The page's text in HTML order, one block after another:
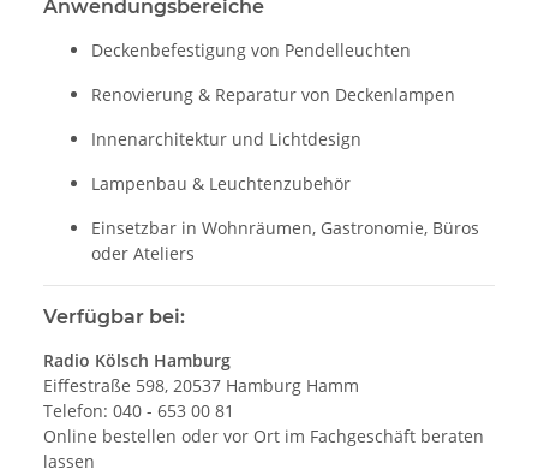
Anwendungsbereiche
Deckenbefestigung von Pendelleuchten
Renovierung & Reparatur von Deckenlampen
Innenarchitektur und Lichtdesign
Lampenbau & Leuchtenzubehör
Einsetzbar in Wohnräumen, Gastronomie, Büros
oder Ateliers
Verfügbar bei:
Radio Kölsch Hamburg
Eiffestraße 598, 20537 Hamburg Hamm
Telefon: 040 - 653 00 81
Online bestellen oder vor Ort im Fachgeschäft beraten
lassen